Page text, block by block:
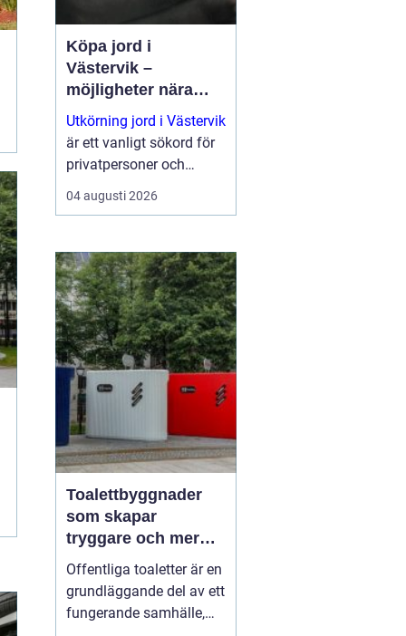
Köpa jord i
Västervik –
möjligheter nära
natur och kust
Utkörning jord i Västervik
är ett vanligt sökord för
privatpersoner och
företag som planerar
nya trädgårdar,
04 augusti 2026
Toalettbyggnader
som skapar
tryggare och mer
tillgängliga
offentliga miljöer
Offentliga toaletter är en
grundläggande del av ett
fungerande samhälle,